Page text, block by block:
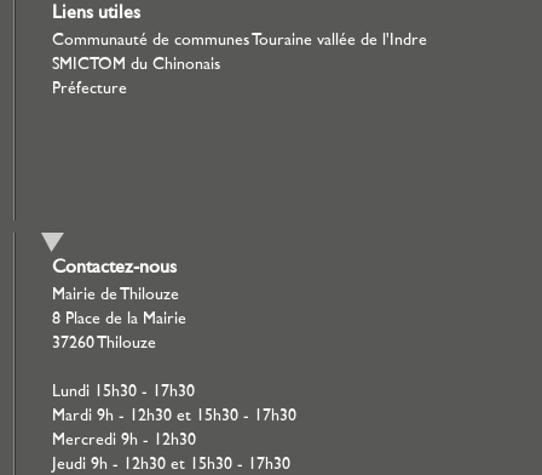
Liens utiles
Communauté de communes Touraine vallée de l'Indre
SMICTOM du Chinonais
Préfecture
Contactez-nous
Mairie de Thilouze
8 Place de la Mairie
37260 Thilouze
Lundi 15h30 - 17h30
Mardi 9h - 12h30 et 15h30 - 17h30
Mercredi 9h - 12h30
Jeudi 9h - 12h30 et 15h30 - 17h30